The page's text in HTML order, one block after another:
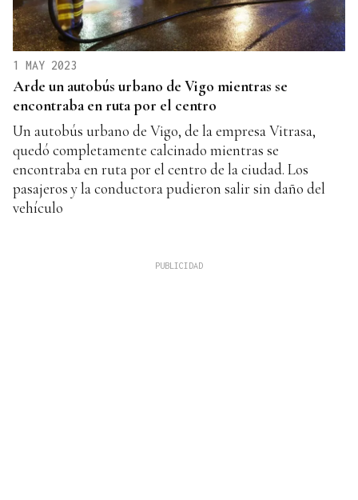
1 MAY 2023
Arde un autobús urbano de Vigo mientras se
encontraba en ruta por el centro
Un autobús urbano de Vigo, de la empresa Vitrasa,
quedó completamente calcinado mientras se
encontraba en ruta por el centro de la ciudad. Los
pasajeros y la conductora pudieron salir sin daño del
vehículo